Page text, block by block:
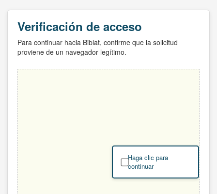
Verificación de acceso
Para continuar hacia Biblat, confirme que la solicitud
proviene de un navegador legítimo.
Haga clic para
continuar